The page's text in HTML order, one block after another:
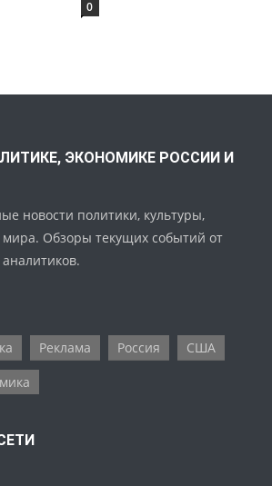
0
ЭКОНОМИКЕ РОССИИ И
новости политики, культуры,
мира. Обзоры текущих событий от
Реклама Россия
США